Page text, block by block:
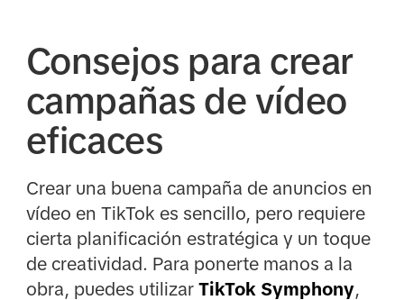
Consejos para crear
campañas de vídeo
eficaces
Crear una buena campaña de anuncios en
vídeo en TikTok es sencillo, pero requiere
cierta planificación estratégica y un toque
de creatividad. Para ponerte manos a la
obra, puedes utilizar TikTok Symphony,